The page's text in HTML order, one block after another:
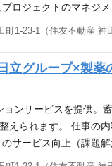
勤務体制を整えていま
ロジェクトのマネジ
ロジェクトもあり)
リード、ベンダー管
バル業務経験、また
ータ化システムバリ
けに、IT化構想支援
立グループ×製
ンサービスを提供
えられます。 仕事の
サービス向上（課題
ミュニケーションを